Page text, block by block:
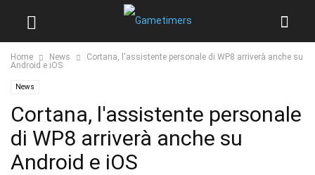
Home News
Cortana, l'assistente personale di WP8 arriverà anche su
Android e iOS
News
Cortana, l'assistente personale
di WP8 arriverà anche su
Android e iOS